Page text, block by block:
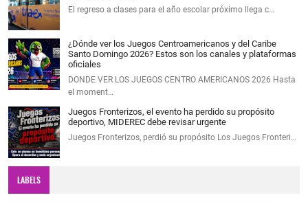
El regreso a clases para el año escolar próximo llega c…
¿Dónde ver los Juegos Centroamericanos y del Caribe
Santo Domingo 2026? Estos son los canales y plataformas
oficiales
DONDE VER LOS JUEGOS CENTRO AMERICANOS 2026 Hasta
el moment…
Juegos Fronterizos, el evento ha perdido su propósito
deportivo, MIDEREC debe revisar urgente
Juegos Fronterizos, perdió su propósito Los Juegos Fronteri…
LABELS